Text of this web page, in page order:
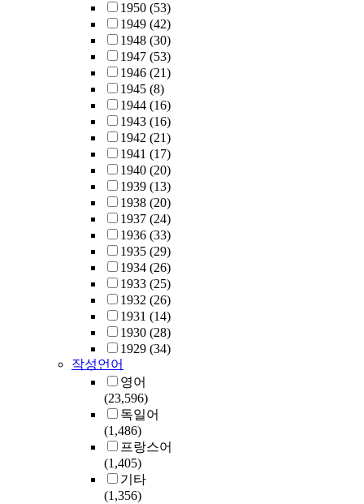
1950 (53)
1949 (42)
1948 (30)
1947 (53)
1946 (21)
1945 (8)
1944 (16)
1943 (16)
1942 (21)
1941 (17)
1940 (20)
1939 (13)
1938 (20)
1937 (24)
1936 (33)
1935 (29)
1934 (26)
1933 (25)
1932 (26)
1931 (14)
1930 (28)
1929 (34)
작성언어
영어
(23,596)
독일어
(1,486)
프랑스어
(1,405)
기타
(1,356)